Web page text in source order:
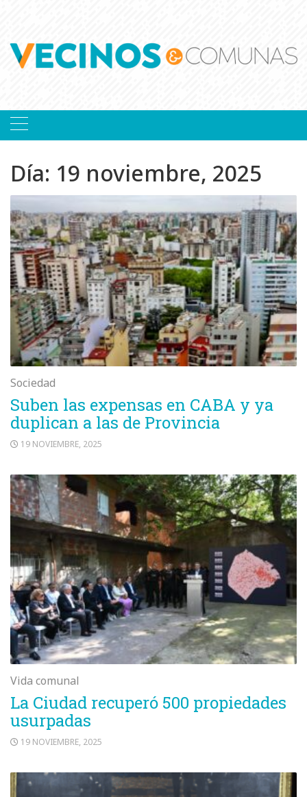
Día: 19 noviembre, 2025
Sociedad
Suben las expensas en CABA y ya
duplican a las de Provincia
19 NOVIEMBRE, 2025
Vida comunal
La Ciudad recuperó 500 propiedades
usurpadas
19 NOVIEMBRE, 2025